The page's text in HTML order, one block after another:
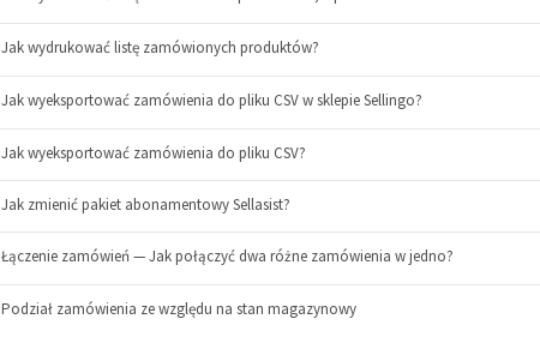
Jak wydrukować listę zamówionych produktów?
Jak wyeksportować zamówienia do pliku CSV w sklepie Sellingo?
Jak wyeksportować zamówienia do pliku CSV?
+
Jak zmienić pakiet abonamentowy Sellasist?
Łączenie zamówień — Jak połączyć dwa różne zamówienia w jedno?
Podział zamówienia ze względu na stan magazynowy